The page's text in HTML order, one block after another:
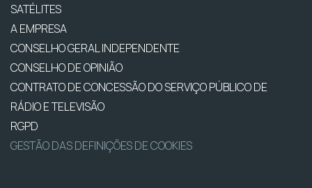
SATÉLITES
A EMPRESA
CONSELHO GERAL INDEPENDENTE
CONSELHO DE OPINIÃO
CONTRATO DE CONCESSÃO DO SERVIÇO PÚBLICO DE
RÁDIO E TELEVISÃO
RGPD
GESTÃO DAS DEFINIÇÕES DE COOKIES